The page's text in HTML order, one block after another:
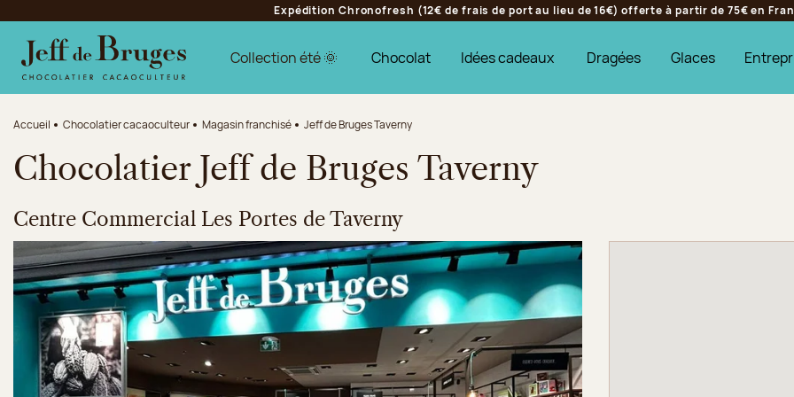
Aller au contenu principal
Aller au pied de page
Expédition Chronofresh (12€ de frais de port au lieu de 16€) offerte à partir de 75€ en
Collection été 🌞 Chocolat Idées cadeaux Dragées Glaces
Accueil Chocolatier cacaoculteur Magasin franchisé Jeff de Bruges Taverny
Chocolatier Jeff de Bruges Taverny
Centre Commercial Les Portes de Taverny